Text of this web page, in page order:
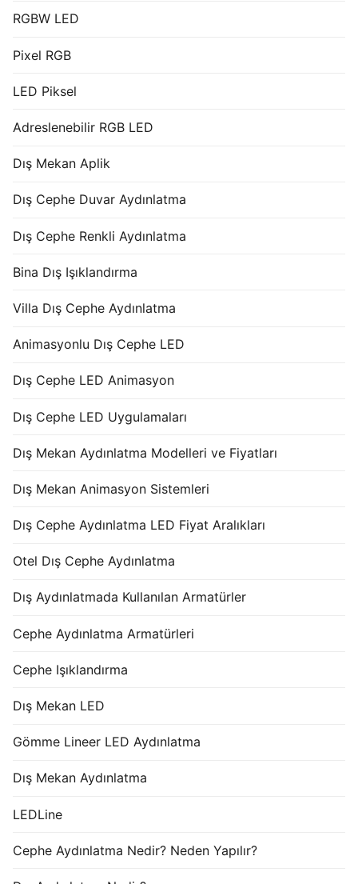
RGBW LED
Pixel RGB
LED Piksel
Adreslenebilir RGB LED
Dış Mekan Aplik
Dış Cephe Duvar Aydınlatma
Dış Cephe Renkli Aydınlatma
Bina Dış Işıklandırma
Villa Dış Cephe Aydınlatma
Animasyonlu Dış Cephe LED
Dış Cephe LED Animasyon
Dış Cephe LED Uygulamaları
Dış Mekan Aydınlatma Modelleri ve Fiyatları
Dış Mekan Animasyon Sistemleri
Dış Cephe Aydınlatma LED Fiyat Aralıkları
Otel Dış Cephe Aydınlatma
Dış Aydınlatmada Kullanılan Armatürler
Cephe Aydınlatma Armatürleri
Cephe Işıklandırma
Dış Mekan LED
Gömme Lineer LED Aydınlatma
Dış Mekan Aydınlatma
LEDLine
Cephe Aydınlatma Nedir? Neden Yapılır?